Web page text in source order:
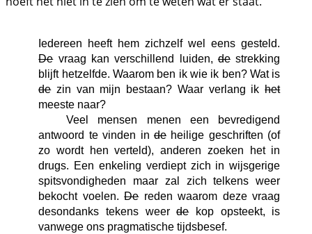
Iedereen heeft hem zichzelf wel eens gesteld.
Devraag kan verschillend luiden, destrekking
blijft hetzelfde. Waarom ben ik wie ik ben? Wat is
dezin van mijn bestaan? Waar verlang ikhet
meeste naar?
Veel mensen menen een bevredigend
antwoord te vinden in deheilige geschriften (of
zo wordt hen verteld), anderen zoeken het in
drugs. Een enkeling verdiept zich in wijsgerige
spitsvondigheden maar zal zich telkens weer
bekocht voelen.Dereden waarom deze vraag
desondanks tekens weerdekop opsteekt, is
vanwege ons pragmatische tijdsbesef.